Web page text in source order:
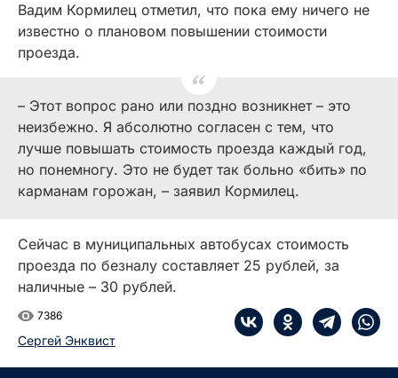
Вадим Кормилец отметил, что пока ему ничего не
известно о плановом повышении стоимости
проезда.
– Этот вопрос рано или поздно возникнет – это
неизбежно. Я абсолютно согласен с тем, что
лучше повышать стоимость проезда каждый год,
но понемногу. Это не будет так больно «бить» по
карманам горожан, – заявил Кормилец.
Сейчас в муниципальных автобусах стоимость
проезда по безналу составляет 25 рублей, за
наличные – 30 рублей.
7386
Сергей Энквист